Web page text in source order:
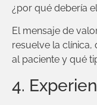
¿por qué debería
El mensaje de
resuelve la
al paciente y qué
4.